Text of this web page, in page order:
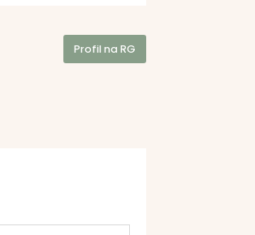
Profil na RG